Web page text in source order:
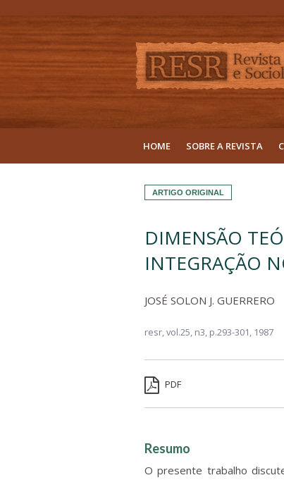
HOME SOBRE A REVISTA
ARTIGO ORIGINAL
DIMENSÃO
INTEGRAÇÃO
JOSÉ SOLON J. GUERRERO
resr,vol.25, n3, p.293-301, 1987
PDF
Resumo
O presente trabalho